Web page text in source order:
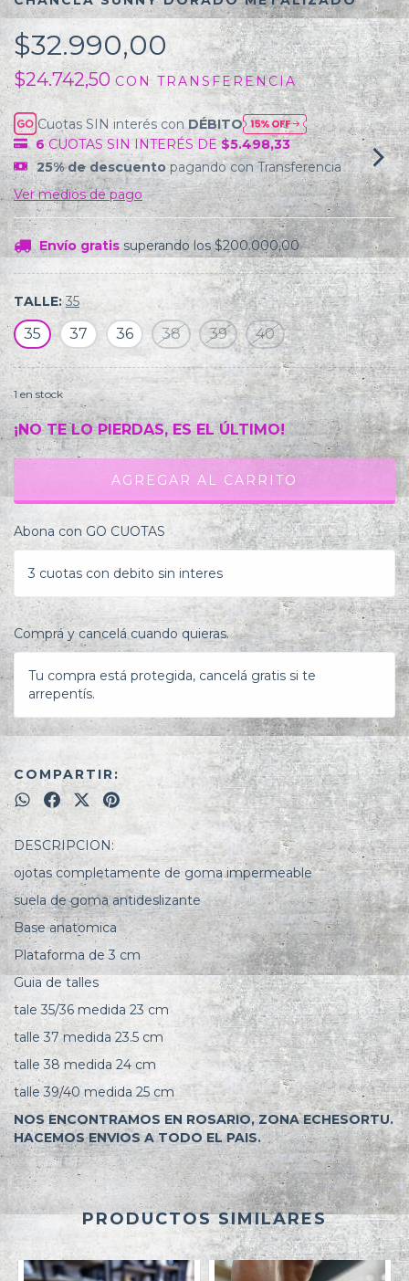
$32.990,00
$24.742,50 CON TRANSFERENCIA
Cuotas SIN interés con DÉBITO
6 CUOTAS SIN INTERÉS DE$5.498,33
25% de descuento pagando con Transferencia
Ver medios de pago
Envío gratis superando los$200.000,00
TALLE:35
35 37 36 38 39 40
1en stock
¡NO TE LO PIERDAS, ES EL ÚLTIMO!
Abona con GO CUOTAS
3 cuotas con debito sin interes
Comprá y cancelá cuando quieras.
Tu compra está protegida, cancelá gratis si te
arrepentís.
COMPARTIR:
DESCRIPCION:
ojotas completamente de goma impermeable
suela de goma antideslizante
Base anatomica
Plataforma de 3 cm
Guia de talles
tale 35/36 medida 23 cm
talle 37 medida 23.5 cm
talle 38 medida 24 cm
talle 39/40 medida 25 cm
NOS ENCONTRAMOS EN ROSARIO, ZONA ECHESORTU.
HACEMOS ENVIOS A TODO EL PAIS.
PRODUCTOS SIMILARES